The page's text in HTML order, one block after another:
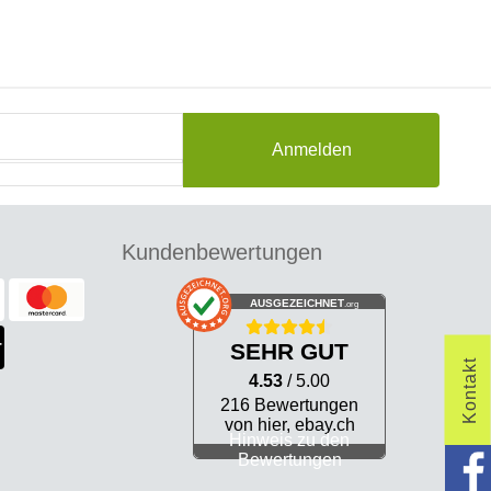
Anmelden
Kontakt
Kundenbewertungen
AUSGEZEICHNET .org
SEHR GUT
4.53 / 5.00
216 Bewertungen
von hier, ebay.ch
Hinweis zu den
Bewertungen